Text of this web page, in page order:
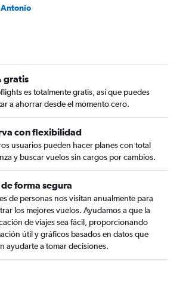
Antonio
gratis
es totalmente gratis, así que puedes
a ahorrar desde el momento cero.
con flexibilidad
usuarios pueden hacer planes con total
y buscar vuelos sin cargos por cambios.
forma segura
de personas nos visitan anualmente para
los mejores vuelos. Ayudamos a que la
de viajes sea fácil, proporcionando
útil y gráficos basados en datos que
ayudarte a tomar decisiones.